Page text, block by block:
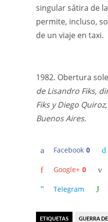
singular sátira de
permite, incluso,
de un viaje en taxi.
1982. Obertura
de Lisandro Fiks,
Fiks y Diego
Buenos Aires.
Facebook 0
Google+ 0
Telegram
ETIQUETAS GUERRA